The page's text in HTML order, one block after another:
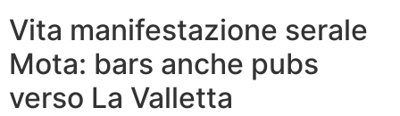
Vita manifestazione serale
Mota: bars anche pubs
verso La Valletta